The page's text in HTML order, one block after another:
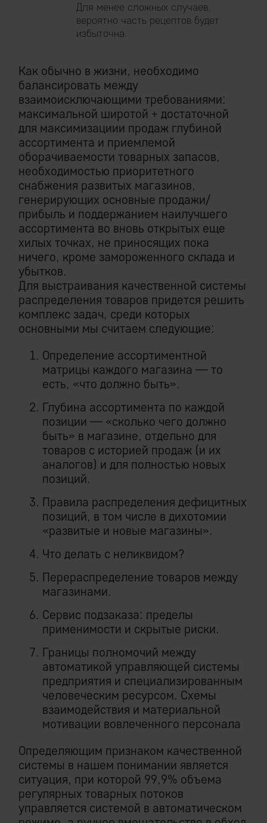
Для менее сложных случаев,
вероятно часть рецептов будет
избыточна.
Как обычно в жизни, необходимо
балансировать между
взаимоисключающими требованиями:
максимальной широтой + достаточной
для максимизациии продаж глубиной
ассортимента и приемлемой
оборачиваемости товарных запасов,
необходимостью приоритетного
снабжения развитых магазинов,
генерирующих основные продажи/
прибыль и поддержанием наилучшего
ассортимента во вновь открытых еще
хилых точках, не приносящих пока
ничего, кроме замороженного склада и
убытков.
Для выстраивания качественной системы
распределения товаров придется решить
комплекс задач, среди которых
основными мы считаем следующие:
Определение ассортиментной
матрицы каждого магазина — то
есть, «что должно быть».
Глубина ассортимента по каждой
позиции — «сколько чего должно
быть» в магазине, отдельно для
товаров с историей продаж (и их
аналогов) и для полностью новых
позиций.
Правила распределения дефицитных
позиций, в том числе в дихотомии
«развитые и новые магазины».
Что делать с неликвидом?
Перераспределение товаров между
магазинами.
Сервис подзаказа: пределы
применимости и скрытые риски.
Границы полномочий между
автоматикой управляющей системы
предприятия и специализированным
человеческим ресурсом. Схемы
взаимодействия и материальной
мотивации вовлеченного персонала
Определяющим признаком качественной
системы в нашем понимании является
ситуация, при которой 99,9% объема
регулярных товарных потоков
управляется системой в автоматическом